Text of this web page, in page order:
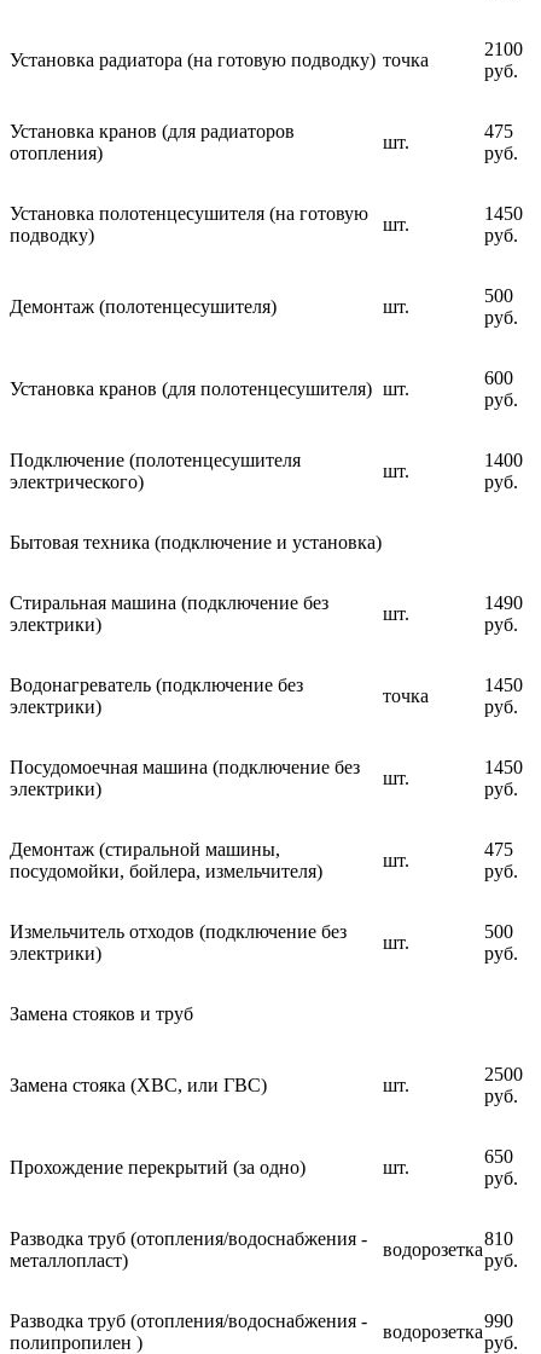
Установка радиатора (на готовую подводку) точка
2100
руб.
Установка кранов (для радиаторов
отопления)
шт.
475
руб.
Установка полотенцесушителя (на готовую
подводку)
шт.
1450
руб.
Демонтаж (полотенцесушителя) шт.
500
руб.
Установка кранов (для полотенцесушителя) шт.
600
руб.
Подключение (полотенцесушителя
электрического)
шт.
1400
руб.
Бытовая техника (подключение и установка)
Стиральная машина (подключение без
электрики)
шт.
1490
руб.
Водонагреватель (подключение без
электрики)
точка
1450
руб.
Посудомоечная машина (подключение без
электрики)
шт.
1450
руб.
Демонтаж (стиральной машины,
посудомойки, бойлера, измельчителя)
шт.
475
руб.
Измельчитель отходов (подключение без
электрики)
шт.
500
руб.
Замена стояков и труб
Замена стояка (ХВС, или ГВС) шт.
2500
руб.
Прохождение перекрытий (за одно) шт.
650
руб.
Разводка труб (отопления/водоснабжения -
металлопласт)
водорозетка
810
руб.
Разводка труб (отопления/водоснабжения -
полипропилен )
водорозетка
990
руб.